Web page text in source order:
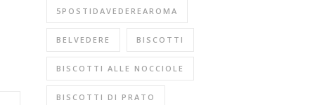
5POSTIDAVEDEREAROMA
BELVEDERE BISCOTTI
BISCOTTI ALLE NOCCIOLE
BISCOTTI DI PRATO